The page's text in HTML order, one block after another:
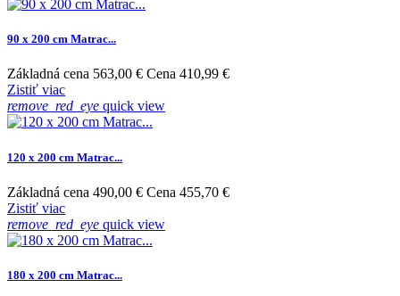
90 x 200 cm Matrac...
Základná cena 563,00 € Cena 410,99 €
Zistiť viac
remove_red_eye quick view
120 x 200 cm Matrac...
Základná cena 490,00 € Cena 455,70 €
Zistiť viac
remove_red_eye quick view
180 x 200 cm Matrac...